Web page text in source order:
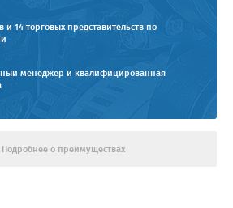
и 14 торговых представительств по
менеджер и квалифицированная
Подробнее о преимуществах